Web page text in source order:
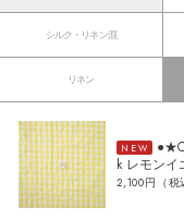
シルク・リネン混
リネン
NEW
k レモンイ
2,100円（